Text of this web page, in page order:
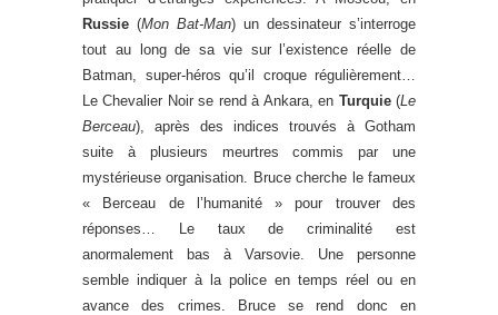
Russie (Mon Bat-Man) un dessinateur s’interroge
tout au long de sa vie sur l’existence réelle de
Batman, super-héros qu’il croque régulièrement…
Le Chevalier Noir se rend à Ankara, en Turquie(Le
Berceau), après des indices trouvés à Gotham
suite à plusieurs meurtres commis par une
mystérieuse organisation. Bruce cherche le fameux
« Berceau de l’humanité » pour trouver des
réponses… Le taux de criminalité est
anormalement bas à Varsovie. Une personne
semble indiquer à la police en temps réel ou en
avance des crimes. Bruce se rend donc en